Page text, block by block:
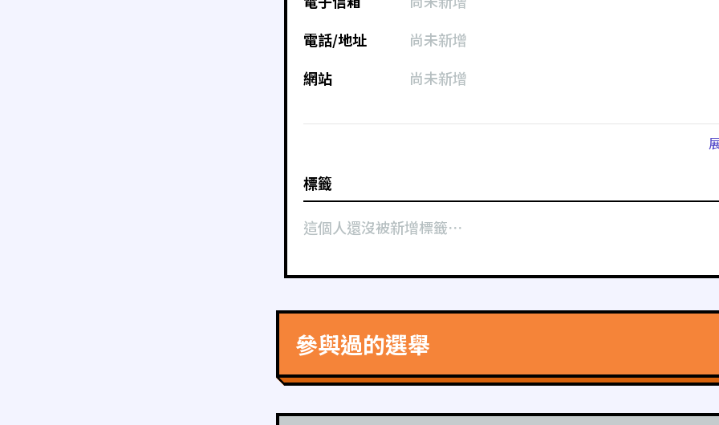
電話/地址
尚未新增
網站
尚未新增
標籤
這個人還沒被新增標籤⋯
參與過的選舉